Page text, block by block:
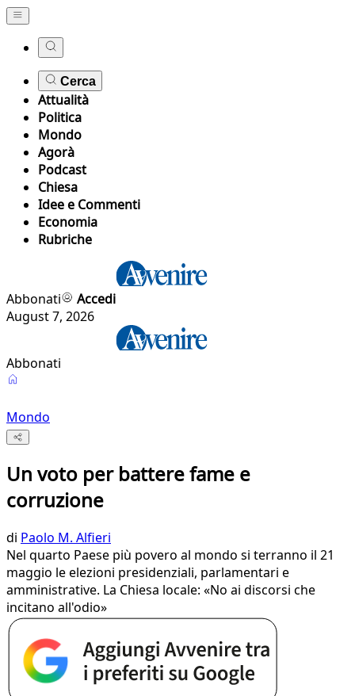
Cerca
Attualità
Politica
Mondo
Agorà
Podcast
Chiesa
Idee e Commenti
Economia
Rubriche
Abbonati
Accedi
August 7, 2026
Abbonati
Mondo
Un voto per battere fame e
corruzione
di Paolo M. Alfieri
Nel quarto Paese più povero al mondo si terranno il 21
maggio le elezioni presidenziali, parlamentari e
amministrative. La Chiesa locale: «No ai discorsi che
incitano all'odio»